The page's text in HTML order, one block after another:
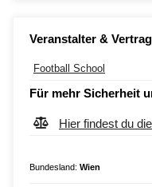
Veranstalter &
Football School
Für mehr Sicherheit
Hier findest du
Bundesland: Wien